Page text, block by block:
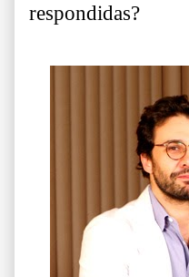
respondidas?